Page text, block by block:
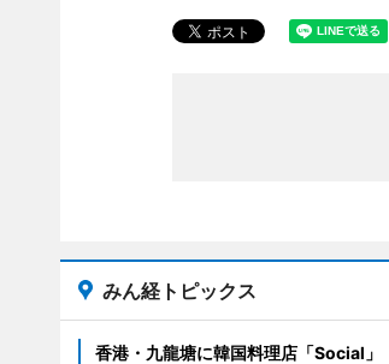
みん経トピックス
香港・九龍塘に韓国料理店「Social」